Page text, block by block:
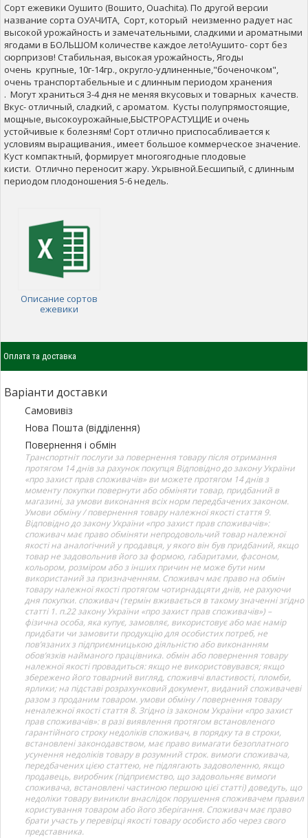
Сорт ежевики Оушито (Вошито, Ouachita). По другой версии
название сорта ОУАЧИТА, Сорт, который неизменно радует нас
высокой урожайность и замечательными, сладкими и ароматными
ягодами в БОЛЬШОМ количестве каждое лето!Аушито- сорт без
сюрпризов! Стабильная, высокая урожайность, Ягоды
очень крупные, 10г-14гр., округло-удлиненные,"боченочком",
очень транспортабельные и с длинным периодом хранения
. Могут храниться 3-4 дня не меняя вкусовых и товарных качеств.
Вкус- отличный, сладкий, с ароматом. Кусты полупрямостоящие,
мощные, высокоурожайные,БЫСТРОРАСТУЩИЕ и очень
устойчивые к болезням! Сорт отлично приспосабливается к
условиям выращивания., имеет большое коммерческое значение.
Куст компактный, формирует многоягодные плодовые
кисти. Отлично переносит жару. Укрывной.Бесшипый, с длинным
периодом плодоношения 5-6 недель.
Описание сортов
ежевики
Оплата та доставка
Варіанти доставки
Самовивіз
Нова Пошта (відділення)
Повернення і обмін
Транспортніт послуги за повернення товару після отримання
протягом 14 днів за рахунок покупця Відповідно до закону України
«про захист прав споживачів» ви можете протягом 14 днів з
моменту покупки повернути або обміняти товар, придбаний в
магазині, за умови виконання всіх норм передбачених законом.
Умови обміну / повернення товару належної якості стаття 9.
Відповідно до закону України «про захист прав споживачів»:
споживач має право обміняти непродовольчий товар належної
якості на аналогічний у продавця, у якого він був придбаний, якщо
товар не задовольнив його за формою, габаритами, фасоном,
кольором, розміром або з інших причин не може бути ним
використаний за призначенням. Споживач має право на обмін
товару належної якості протягом чотирнадцяти днів, не рахуючи
дня покупки. споживач (термін вживається в такому значенні згідно
статті 1. п.22 закону України «про захист прав споживачів») –
фізична особа, яка купує, замовляє, використовує або має намір
придбати чи замовити продукцію для особистих потреб, не
пов’язаних з підприємницькою діяльністю або виконанням
обов’язків найманого працівника. обмін або повернення товару
належної якості провадиться: якщо не використовувався; якщо
збережено його товарний вигляд, споживчі властивості, пломби,
ярлики; на підставі розрахунковий документ, виданий споживачеві
разом з проданим товаром. умови обміну / повернення товару
неналежної якості стаття 8. Згідно із законом України «про захист
прав споживачів»: в разі виявлення протягом встановленого
гарантійного строку недоліків споживач, в порядку та в строки,
встановлені законодавством, має право вимагати безоплатного
усунення недоліків товару в розумний строк. вимоги споживача,
передбачених цією статтею, не підлягають задоволенню, якщо
продавець, виробник (підприємство, що задовольняє вимоги
споживача, встановлені частиною першою цієї статті) доведуть, що
недоліки товару виникли внаслідок порушення споживачем правил
користування товаром або його зберігання. Споживач має право
брати участь у перевірці якості товару особисто або через свого
представника.